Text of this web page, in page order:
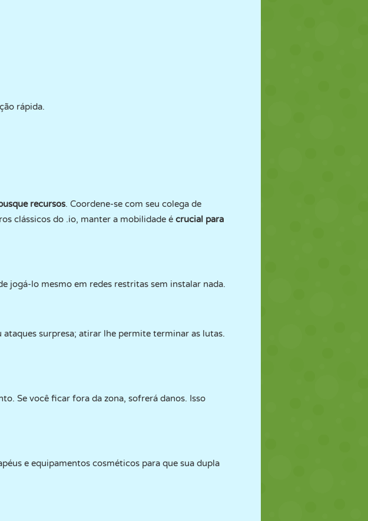
rápida.
recursos. Coordene-se com seu colega de
clássicos do .io, manter a mobilidade é crucial para
jogá-lo mesmo em redes restritas sem instalar nada.
surpresa; atirar lhe permite terminar as lutas.
Se você ficar fora da zona, sofrerá danos. Isso
e equipamentos cosméticos para que sua dupla